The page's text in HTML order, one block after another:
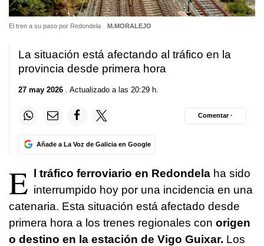
El tren a su paso por Redondela M.MORALEJO
La situación está afectando al tráfico en la
provincia desde primera hora
27 may 2026 . Actualizado a las 20:29 h.
Añade a La Voz de Galicia en Google
Comentar ·
E l tráfico ferroviario en Redondela ha sido
interrumpido hoy por una incidencia en una
catenaria. Esta situación está afectado desde
primera hora a los trenes regionales con origen
o destino en la estación de Vigo Guixar. Los